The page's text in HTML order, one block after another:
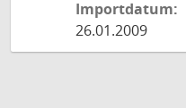
Importdatum:
26.01.2009